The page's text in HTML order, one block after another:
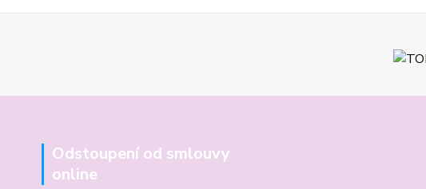
Odstoupení od smlouvy
online